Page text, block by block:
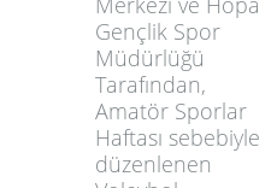
Gençlik Spor
Müdürlüğü
Tarafından,
Amatör Sporlar
Haftası sebebiyle
düzenlenen